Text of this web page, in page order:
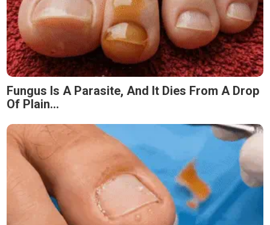
Fungus Is A Parasite, And It Dies From A Drop
Of Plain...